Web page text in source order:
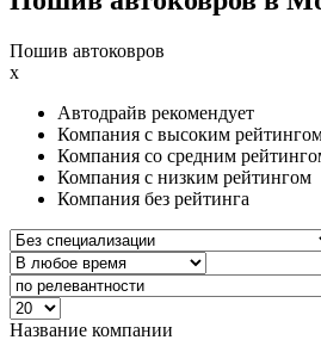
Пошив автоковров
x
Автодрайв рекомендует
Компания с высоким
Компания со средним
Компания с низким рейтингом
Компания без рейтинга
Название компании